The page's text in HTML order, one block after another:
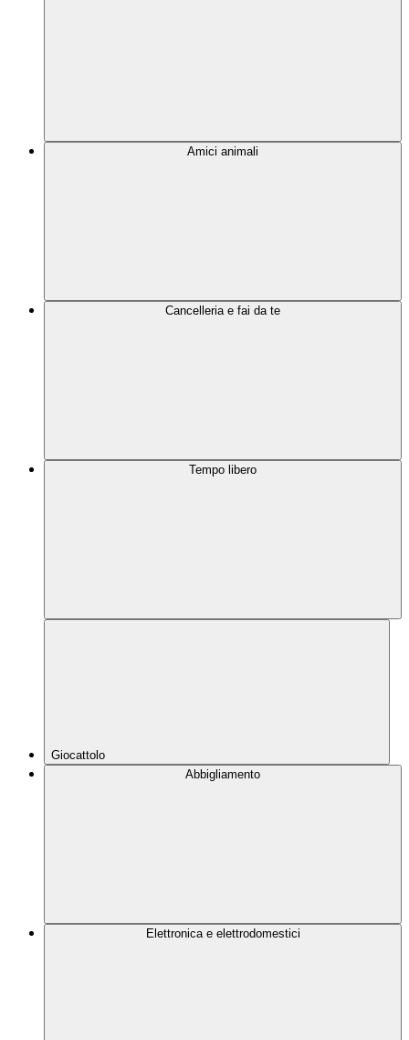
Amici animali
Cancelleria e fai da te
Tempo libero
Giocattolo
Abbigliamento
Elettronica e elettrodomestici